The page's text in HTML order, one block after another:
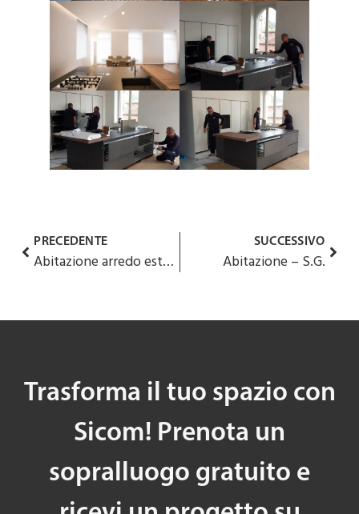
PRECEDENTE
Abitazione arredo esterno – M.A.
SUCCESSIVO
Abitazione – S.G.
Trasforma il tuo spazio con
Sicom! Prenota un
sopralluogo gratuito e